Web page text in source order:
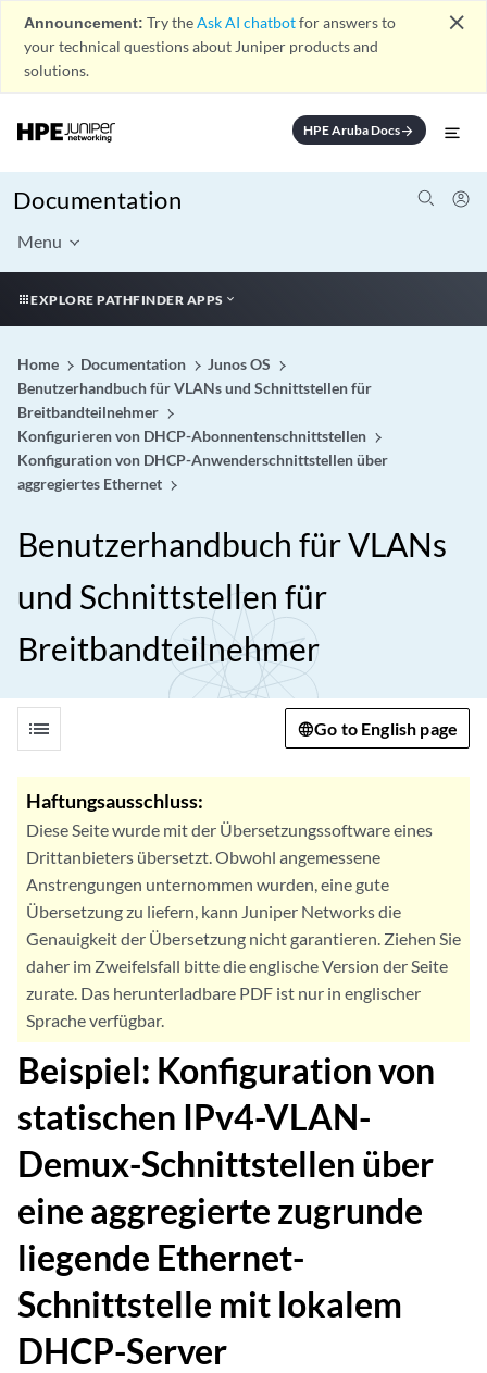
Announcement: Try theAsk AI chatbotfor answers to
your technical questions about Juniper products and
solutions.
close
HPE Aruba Docsarrow_forward
Documentation
Menu
EXPLORE PATHFINDER APPS
Home Documentation
Junos OS
Benutzerhandbuch für VLANs und Schnittstellen für
Breitbandteilnehmer
Konfigurieren von DHCP-Abonnentenschnittstellen
Konfiguration von DHCP-Anwenderschnittstellen über
aggregiertes Ethernet
Benutzerhandbuch für VLANs
und Schnittstellen für
Breitbandteilnehmer
list Go to English page
Haftungsausschluss:
Diese Seite wurde mit der Übersetzungssoftware eines
Drittanbieters übersetzt. Obwohl angemessene
Anstrengungen unternommen wurden, eine gute
Übersetzung zu liefern, kann Juniper Networks die
Genauigkeit der Übersetzung nicht garantieren. Ziehen Sie
daher im Zweifelsfall bitte die englische Version der Seite
zurate. Das herunterladbare PDF ist nur in englischer
Sprache verfügbar.
Beispiel: Konfiguration von
statischen IPv4-VLAN-
Demux-Schnittstellen über
eine aggregierte zugrunde
liegende Ethernet-
Schnittstelle mit lokalem
DHCP-Server